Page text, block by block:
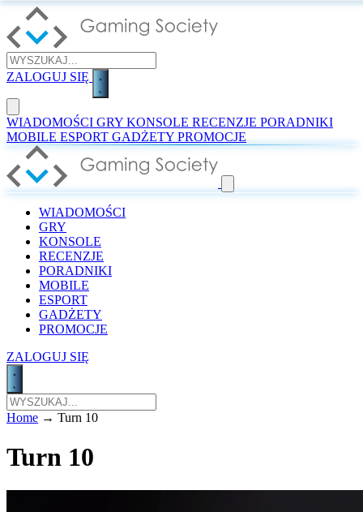
ZALOGUJ SIĘ
WIADOMOŚCI GRY KONSOLE RECENZJE PORADNIKI
MOBILE ESPORT GADŻETY PROMOCJE
WIADOMOŚCI
GRY
KONSOLE
RECENZJE
PORADNIKI
MOBILE
ESPORT
GADŻETY
PROMOCJE
ZALOGUJ SIĘ
Home → Turn 10
Turn 10